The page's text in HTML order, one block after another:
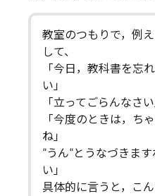
教室のつもりで，例
して、
「今日，教科書を忘
い」
「立ってごらんなさい
「今度のときは，ち
ね」
“うん“とうなづきま
い」
具体的に言うと，こ